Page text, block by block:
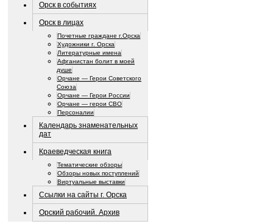
Орск в событиях
Орск в лицах
Почетные граждане г.Орска
Художники г. Орска
Литературные имена
Афганистан болит в моей
душе
Орчане — Герои Советского
Союза
Орчане — Герои России
Орчане — герои СВО
Персоналии
Календарь знаменательных
дат
Краеведческая книга
Тематические обзоры
Обзоры новых поступлений
Виртуальные выставки
Ссылки на сайты г. Орска
Орский рабочий. Архив